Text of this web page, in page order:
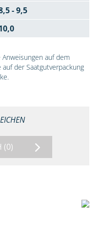
- 9,5
auf dem
der Saatgutverpackung
(0)